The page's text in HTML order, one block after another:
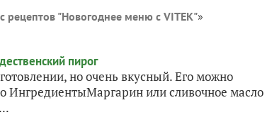
рецептов "Новогоднее меню с VITEK"»
но очень вкусный. Его можно
ИнгредиентыМаргарин или сливочное масло